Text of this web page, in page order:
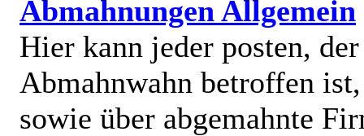
Abmahnungen Allgemein
Hier kann jeder posten,
Abmahnwahn betroffen ist,
sowie über abgemahnte